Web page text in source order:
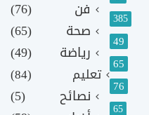
385
49
65
76
65
فن
(76)
صحة
(65)
رياضة
(49)
تعليم (84)
نصائح
(5)